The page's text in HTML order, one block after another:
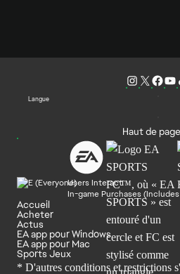
Langue
Haut de page
Users Interact
In-game Purchases
Accueil
Acheter
Actus
EA app pour Windows
EA app pour Mac
Sports Jeux
* D'autres conditions et restrictions